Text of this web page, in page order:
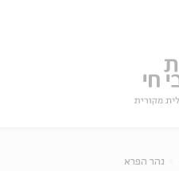
נהר הפרא